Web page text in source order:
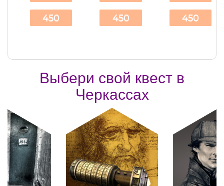
450 450 450
Выбери свой квест в
Черкассах